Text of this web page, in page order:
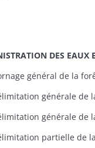
DES EAUX